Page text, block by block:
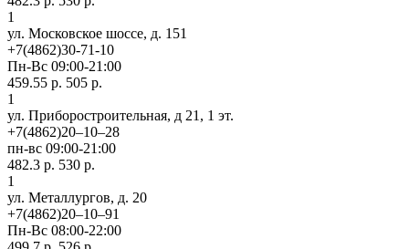
1
ул. Московское шоссе, д. 151
+7(4862)30-71-10
Пн-Вс 09:00-21:00
459.55 р. 505 р.
1
ул. Приборостроительная, д 21, 1 эт.
+7(4862)20‒10‒28
пн-вс 09:00-21:00
482.3 р. 530 р.
1
ул. ​Металлургов, д. 20
+7(4862)20‒10‒91
Пн-Вс 08:00-22:00